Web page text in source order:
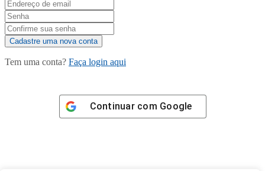
Tem uma conta? Faça login aqui
Continuar com Google